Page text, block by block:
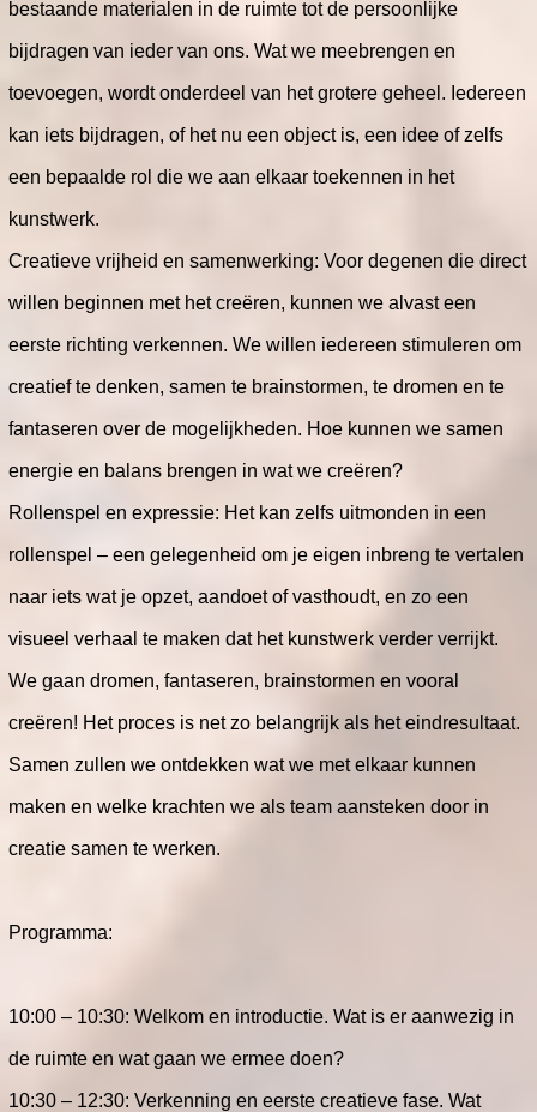
bestaande materialen in de ruimte tot de persoonlijke
bijdragen van ieder van ons. Wat we meebrengen en
toevoegen, wordt onderdeel van het grotere geheel. Iedereen
kan iets bijdragen, of het nu een object is, een idee of zelfs
een bepaalde rol die we aan elkaar toekennen in het
kunstwerk.
Creatieve vrijheid en samenwerking: Voor degenen die direct
willen beginnen met het creëren, kunnen we alvast een
eerste richting verkennen. We willen iedereen stimuleren om
creatief te denken, samen te brainstormen, te dromen en te
fantaseren over de mogelijkheden. Hoe kunnen we samen
energie en balans brengen in wat we creëren?
Rollenspel en expressie: Het kan zelfs uitmonden in een
rollenspel – een gelegenheid om je eigen inbreng te vertalen
naar iets wat je opzet, aandoet of vasthoudt, en zo een
visueel verhaal te maken dat het kunstwerk verder verrijkt.
We gaan dromen, fantaseren, brainstormen en vooral
creëren! Het proces is net zo belangrijk als het eindresultaat.
Samen zullen we ontdekken wat we met elkaar kunnen
maken en welke krachten we als team aansteken door in
creatie samen te werken.
Programma:
10:00 – 10:30: Welkom en introductie. Wat is er aanwezig in
de ruimte en wat gaan we ermee doen?
10:30 – 12:30: Verkenning en eerste creatieve fase. Wat